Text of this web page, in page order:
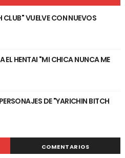
CLUB" VUELVE CON NUEVOS
EL HENTAI "MI CHICA NUNCA ME
DE "YARICHIN BITCH
COMENTARIOS